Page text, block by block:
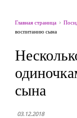
Главная страница
воспитанию сына
сына
03.12.2018